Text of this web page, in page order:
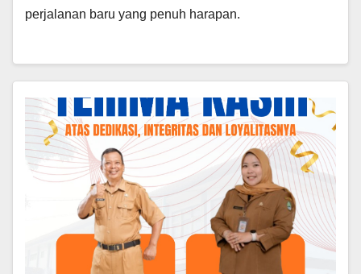
perjalanan baru yang penuh harapan.